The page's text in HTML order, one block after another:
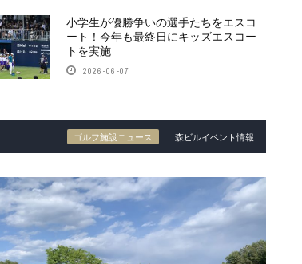
小学生が優勝争いの選手たちをエスコ
ート！今年も最終日にキッズエスコー
トを実施
2026-06-07
ゴルフ施設ニュース 森ビルイベント情報